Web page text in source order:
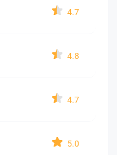
4.7
4.8
4.7
5.0